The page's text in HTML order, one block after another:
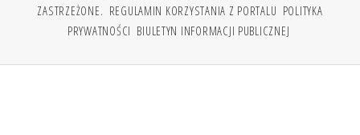
ZASTRZEŻONE. REGULAMIN KORZYSTANIA Z PORTALU POLITYKA
PRYWATNOŚCI BIULETYN INFORMACJI PUBLICZNEJ